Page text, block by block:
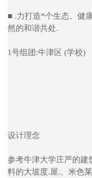
■ .力打造*个生态、健
然的和谐共处.
1号组团:牛津区 (学校)
设计理念
参考牛津大学庄严的建
料的大坡度.屋.、米色